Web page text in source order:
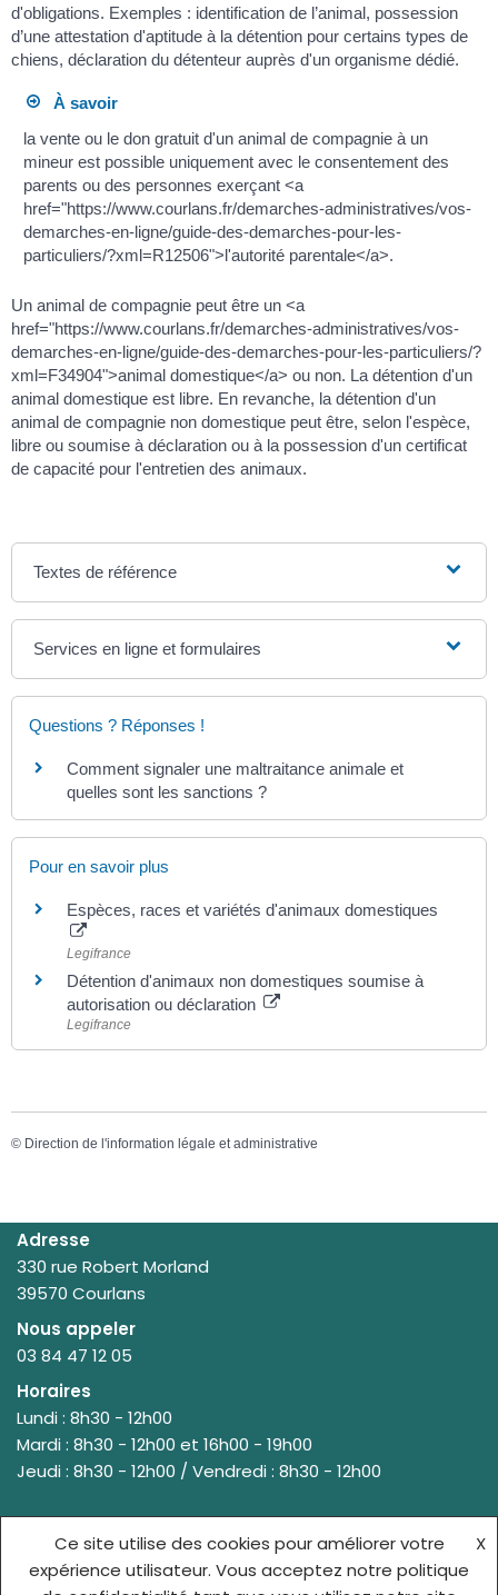
d'obligations. Exemples : identification de l’animal, possession
d’une attestation d'aptitude à la détention pour certains types de
chiens, déclaration du détenteur auprès d'un organisme dédié.
À savoir
la vente ou le don gratuit d'un animal de compagnie à un
mineur est possible uniquement avec le consentement des
parents ou des personnes exerçant <a
href="https://www.courlans.fr/demarches-administratives/vos-
demarches-en-ligne/guide-des-demarches-pour-les-
particuliers/?xml=R12506">l'autorité parentale</a>.
Un animal de compagnie peut être un <a
href="https://www.courlans.fr/demarches-administratives/vos-
demarches-en-ligne/guide-des-demarches-pour-les-particuliers/?
xml=F34904">animal domestique</a> ou non. La détention d'un
animal domestique est libre. En revanche, la détention d'un
animal de compagnie non domestique peut être, selon l'espèce,
libre ou soumise à déclaration ou à la possession d'un certificat
de capacité pour l'entretien des animaux.
Textes de référence
Services en ligne et formulaires
Questions ? Réponses !
Comment signaler une maltraitance animale et
quelles sont les sanctions ?
Pour en savoir plus
Espèces, races et variétés d'animaux domestiques
Legifrance
Détention d'animaux non domestiques soumise à
autorisation ou déclaration
Legifrance
© Direction de l'information légale et administrative
Adresse
330 rue Robert Morland
39570 Courlans
Nous appeler
03 84 47 12 05
Horaires
Lundi : 8h30 - 12h00
Mardi : 8h30 - 12h00 et 16h00 - 19h00
Jeudi : 8h30 - 12h00 / Vendredi : 8h30 - 12h00
© {site_title} {current_year}
Ce site utilise des cookies pour améliorer votre
expérience utilisateur. Vous acceptez notre politique
X